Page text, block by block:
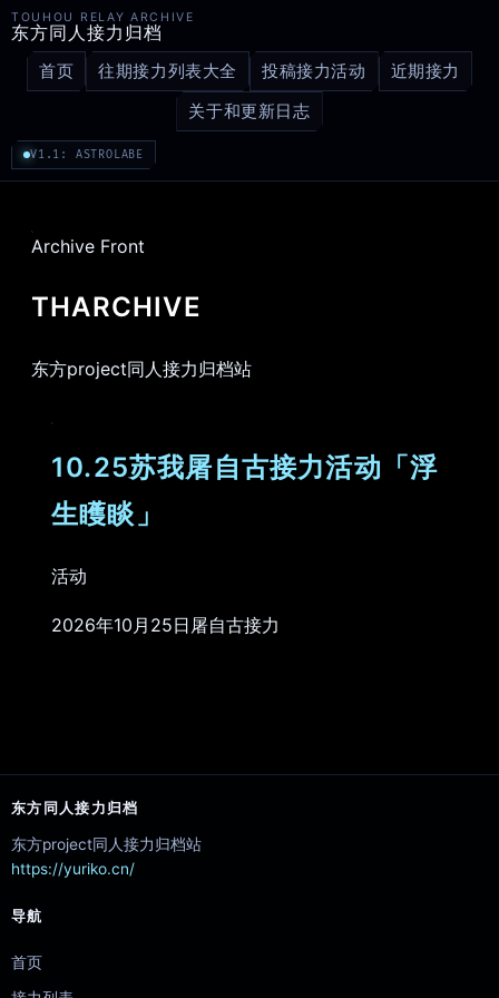
TOUHOU RELAY ARCHIVE
东方同人接力归档
首页 往期接力列表大全 投稿接力活动
近期接力
关于和更新日志
V1.1: ASTROLABE
Archive Front
THARCHIVE
东方project同人接力归档站
10.25苏我屠自古接力活动「浮
生矆睒」
活动
2026年10月25日屠自古接力
东方同人接力归档
东方project同人接力归档站
https://yuriko.cn/
导航
首页